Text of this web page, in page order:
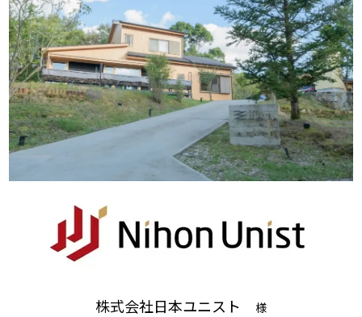
導入企業・自治体について
株式会社日本ユニスト
様
ご質問
寄せられた
介します
機能
RemoteLOCKって何が
できるの？をご紹介します
詳しくみる
利
業種別の活用
お客様の声
詳しく